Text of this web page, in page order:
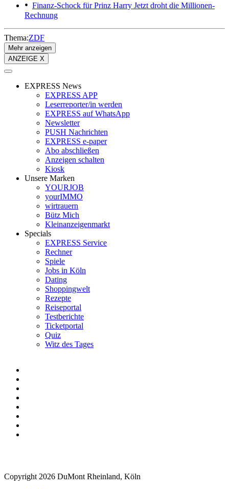
Finanz-Schock für Prinz Harry Jetzt droht die Millionen-
Rechnung
Thema:ZDF
Mehr anzeigen
ANZEIGE X
EXPRESS News
EXPRESS APP
Leserreporter/in werden
EXPRESS auf WhatsApp
Newsletter
PUSH Nachrichten
EXPRESS e-paper
Abo abschließen
Anzeigen schalten
Kiosk
Unsere Marken
YOURJOB
yourIMMO
wirtrauern
Bütz Mich
Kleinanzeigenmarkt
Specials
EXPRESS Service
Rechner
Spiele
Jobs in Köln
Dating
Shoppingwelt
Rezepte
Reiseportal
Testberichte
Ticketportal
Quiz
Witz des Tages
Copyright 2026 DuMont Rheinland, Köln